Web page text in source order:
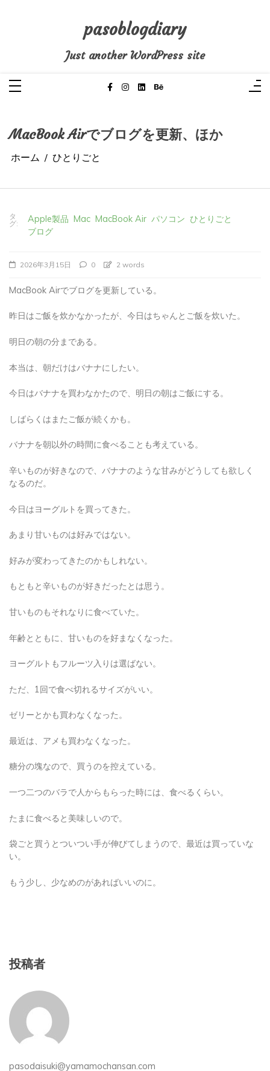
pasoblogdiary
Just another WordPress site
MacBook Airでブログを更新、ほか
ホーム ひとりごと
タ
グ:
Apple製品 Mac MacBook Air パソコン ひとりごと
ブログ
2026年3月15日 0 2 words
MacBook Airでブログを更新している。
昨日はご飯を炊かなかったが、今日はちゃんとご飯を炊いた。
明日の朝の分まである。
本当は、朝だけはバナナにしたい。
今日はバナナを買わなかたので、明日の朝はご飯にする。
しばらくはまたご飯が続くかも。
バナナを朝以外の時間に食べることも考えている。
辛いものが好きなので、バナナのような甘みがどうしても欲しく
なるのだ。
今日はヨーグルトを買ってきた。
あまり甘いものは好みではない。
好みが変わってきたのかもしれない。
もともと辛いものが好きだったとは思う。
甘いものもそれなりに食べていた。
年齢とともに、甘いものを好まなくなった。
ヨーグルトもフルーツ入りは選ばない。
ただ、1回で食べ切れるサイズがいい。
ゼリーとかも買わなくなった。
最近は、アメも買わなくなった。
糖分の塊なので、買うのを控えている。
一つ二つのバラで人からもらった時には、食べるくらい。
たまに食べると美味しいので。
袋ごと買うとついつい手が伸びてしまうので、最近は買っていな
い。
もう少し、少なめのがあればいいのに。
投稿者
pasodaisuki@yamamochansan.com